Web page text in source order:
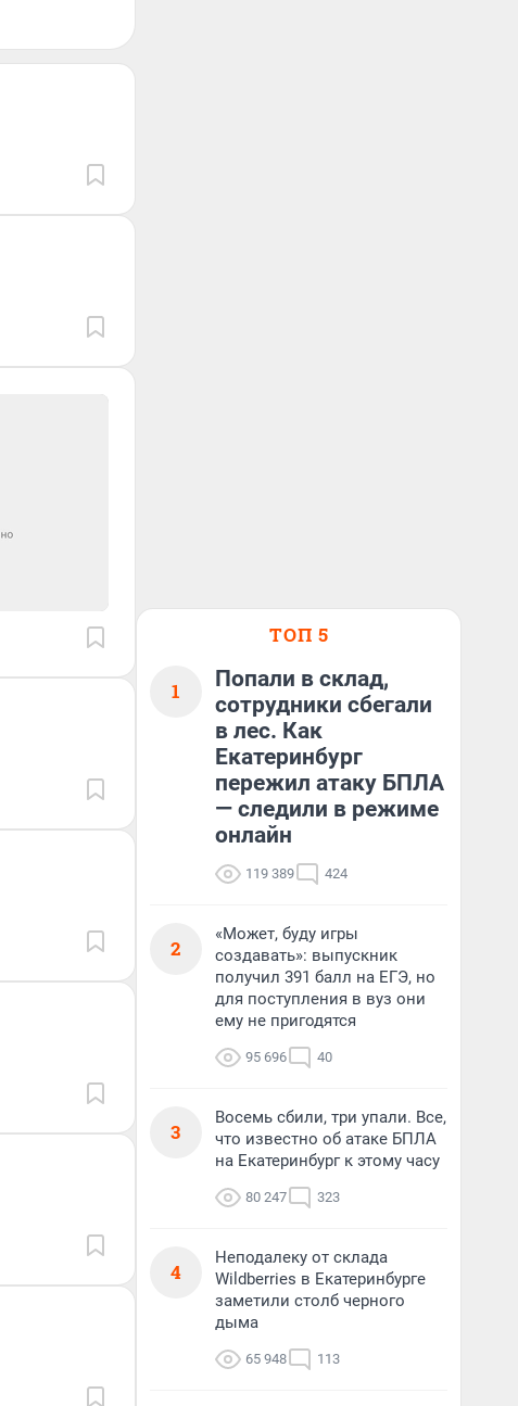
ТОП 5
1
Попали в склад,
сотрудники сбегали
в лес. Как
Екатеринбург
пережил атаку БПЛА
— следили в режиме
онлайн
119 389 424
2
«Может, буду игры
создавать»: выпускник
получил 391 балл на ЕГЭ, но
для поступления в вуз они
ему не пригодятся
95 696 40
3
Восемь сбили, три упали. Все,
что известно об атаке БПЛА
на Екатеринбург к этому часу
80 247 323
4
Неподалеку от склада
Wildberries в Екатеринбурге
заметили столб черного
дыма
65 948 113